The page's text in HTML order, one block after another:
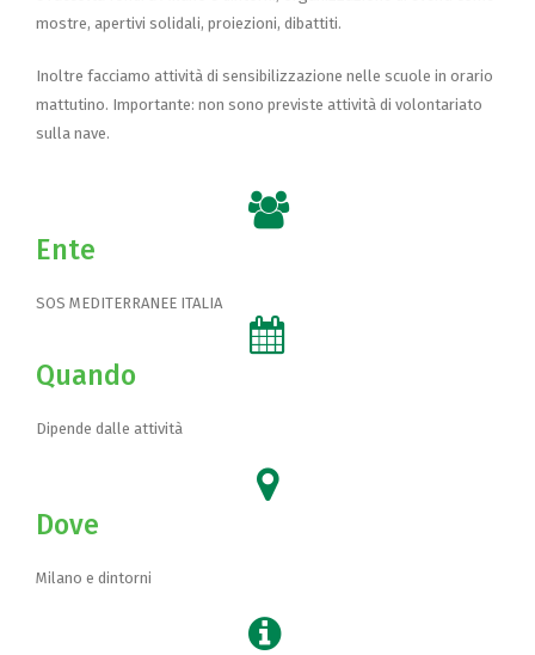
mostre, apertivi solidali, proiezioni, dibattiti.
Inoltre facciamo attività di sensibilizzazione nelle scuole in orario
mattutino. Importante: non sono previste attività di volontariato
sulla nave.
Ente
SOS MEDITERRANEE ITALIA
Quando
Dipende dalle attività
Dove
Milano e dintorni